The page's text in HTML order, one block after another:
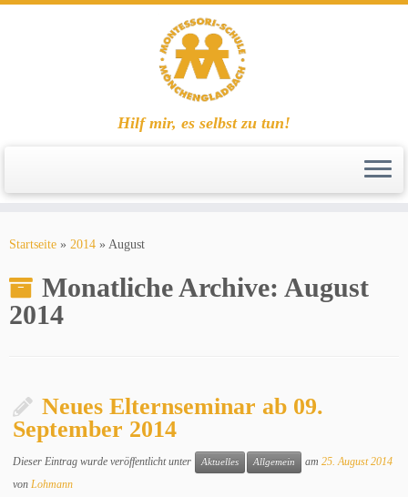
Inhalt
Hilf mir, es selbst zu tun!
Startseite » 2014 » August
Monatliche Archive: August
2014
Neues Elternseminar ab 09.
September 2014
Dieser Eintrag wurde veröffentlicht unter Aktuelles Allgemein am25. August 2014
vonLohmann